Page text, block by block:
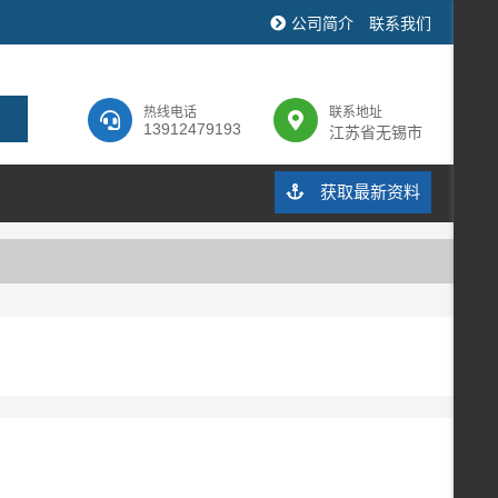
公司简介 联系我们
热线电话
13912479193
联系地址
江苏省无锡市
获取最新资料